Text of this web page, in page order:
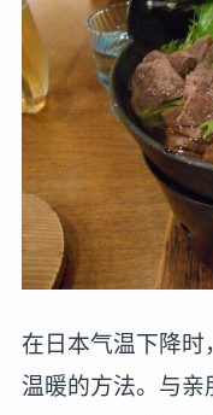
在日本气温下降时
温暖的方法。与亲